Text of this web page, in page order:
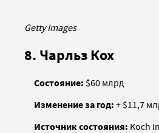
Getty Images
8. Чарльз Кох
Состояние: $60 млрд
Изменение за год: + $11,7
Источник состояния: Koch